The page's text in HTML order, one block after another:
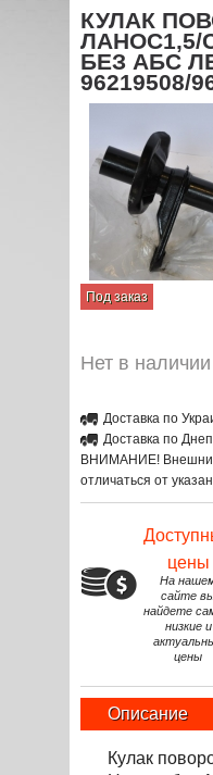
КУЛАК
ЛАНОС1,5/
БЕЗ АБС
96219508/
Под заказ
Нет в наличии
Доставка по
Доставка по
ВНИМАНИЕ!
отличаться от
цены
На
сайте
найдете
низкие и
цены
Описание
Кулак